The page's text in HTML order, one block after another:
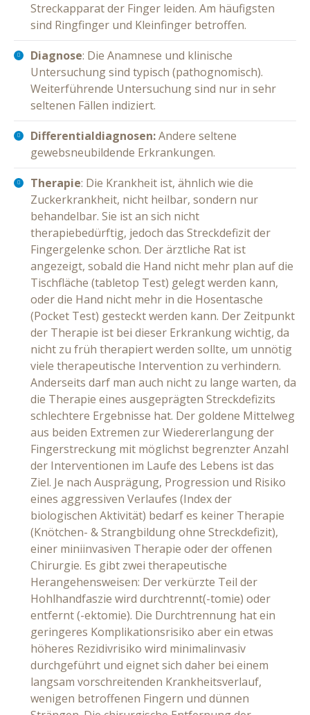
Streckapparat der Finger leiden. Am häufigsten
sind Ringfinger und Kleinfinger betroffen.
Diagnose: Die Anamnese und klinische
Untersuchung sind typisch (pathognomisch).
Weiterführende Untersuchung sind nur in sehr
seltenen Fällen indiziert.
Differentialdiagnosen:Andere seltene
gewebsneubildende Erkrankungen.
Therapie: Die Krankheit ist, ähnlich wie die
Zuckerkrankheit, nicht heilbar, sondern nur
behandelbar. Sie ist an sich nicht
therapiebedürftig, jedoch das Streckdefizit der
Fingergelenke schon. Der ärztliche Rat ist
angezeigt, sobald die Hand nicht mehr plan auf die
Tischfläche (tabletop Test) gelegt werden kann,
oder die Hand nicht mehr in die Hosentasche
(Pocket Test) gesteckt werden kann. Der Zeitpunkt
der Therapie ist bei dieser Erkrankung wichtig, da
nicht zu früh therapiert werden sollte, um unnötig
viele therapeutische Intervention zu verhindern.
Anderseits darf man auch nicht zu lange warten, da
die Therapie eines ausgeprägten Streckdefizits
schlechtere Ergebnisse hat. Der goldene Mittelweg
aus beiden Extremen zur Wiedererlangung der
Fingerstreckung mit möglichst begrenzter Anzahl
der Interventionen im Laufe des Lebens ist das
Ziel. Je nach Ausprägung, Progression und Risiko
eines aggressiven Verlaufes (Index der
biologischen Aktivität) bedarf es keiner Therapie
(Knötchen- & Strangbildung ohne Streckdefizit),
einer miniinvasiven Therapie oder der offenen
Chirurgie. Es gibt zwei therapeutische
Herangehensweisen: Der verkürzte Teil der
Hohlhandfaszie wird durchtrennt(-tomie) oder
entfernt (-ektomie). Die Durchtrennung hat ein
geringeres Komplikationsrisiko aber ein etwas
höheres Rezidivrisiko wird minimalinvasiv
durchgeführt und eignet sich daher bei einem
langsam vorschreitenden Krankheitsverlauf,
wenigen betroffenen Fingern und dünnen